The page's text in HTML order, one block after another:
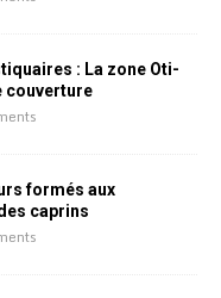
: La zone Oti-
couverture
formés aux
caprins